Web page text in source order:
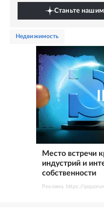
Станьте
недвижимость
Место встречи
индустрий и
собственности
Реклама. https://